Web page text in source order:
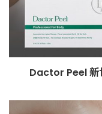
Dactor Peel 新